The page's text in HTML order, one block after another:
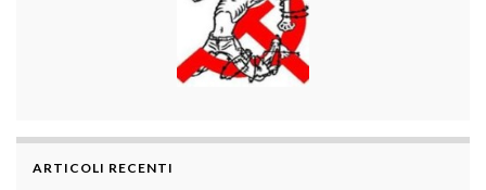
ARTICOLI RECENTI